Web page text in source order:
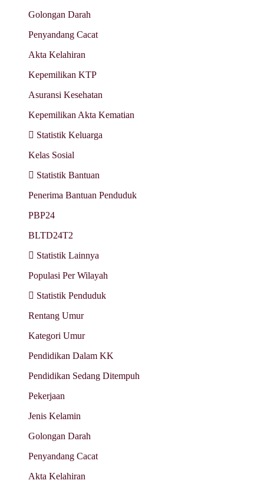
Golongan Darah
Penyandang Cacat
Akta Kelahiran
Kepemilikan KTP
Asuransi Kesehatan
Kepemilikan Akta Kematian
Statistik Keluarga
Kelas Sosial
Statistik Bantuan
Penerima Bantuan Penduduk
PBP24
BLTD24T2
Statistik Lainnya
Populasi Per Wilayah
Statistik Penduduk
Rentang Umur
Kategori Umur
Pendidikan Dalam KK
Pendidikan Sedang Ditempuh
Pekerjaan
Jenis Kelamin
Golongan Darah
Penyandang Cacat
Akta Kelahiran